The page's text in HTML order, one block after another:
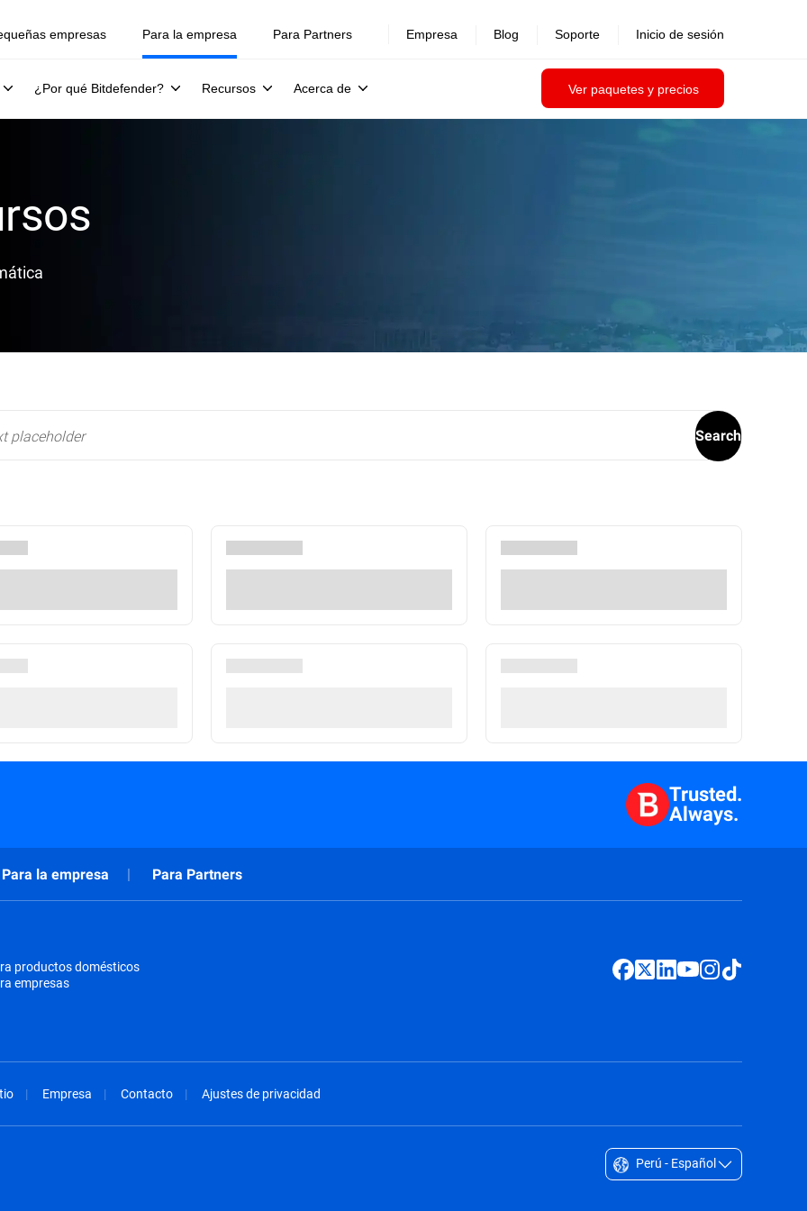
empresas Para la empresa
¿Por qué Bitdefender? Recursos Acerca de Ver paquetes y precios
Para Partners Empresa Blog Soporte Inicio de sesión
Search
Trusted.
Always.
Para la empresa Para Partners
productos domésticos
empresas
Empresa Contacto Ajustes de privacidad
Perú - Español